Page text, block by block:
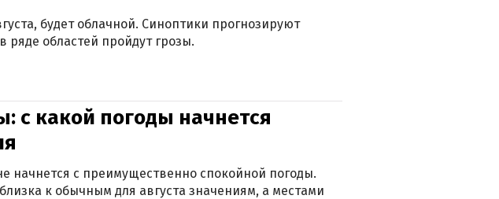
будет облачной. Синоптики прогнозируют
областей пройдут грозы.
с какой погоды начнется
начнется с преимущественно спокойной погоды.
к обычным для августа значениям, а местами